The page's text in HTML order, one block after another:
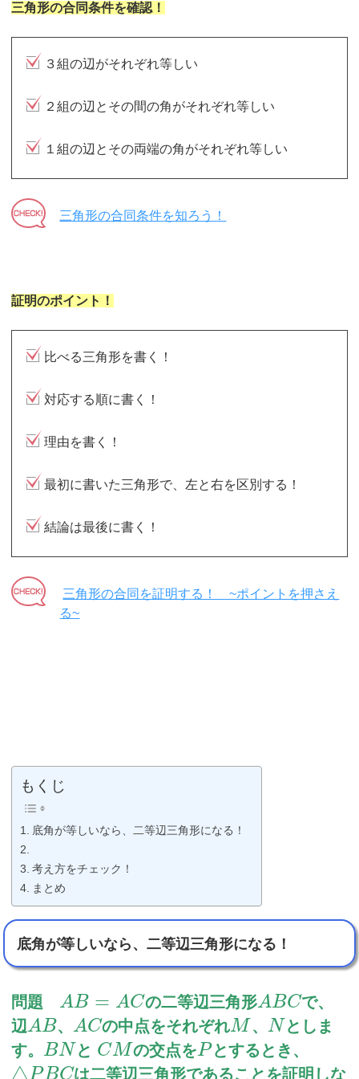
三角形の合同条件を確認！
３組の辺がそれぞれ等しい
２組の辺とその間の角がそれぞれ等しい
１組の辺とその両端の角がそれぞれ等しい
三角形の合同条件を知ろう！
証明のポイント！
比べる三角形を書く！
対応する順に書く！
理由を書く！
最初に書いた三角形で、左と右を区別する！
結論は最後に書く！
三角形の合同を証明する！ ~ポイントを押さえ
る~
もくじ
底角が等しいなら、二等辺三角形になる！
考え方をチェック！
まとめ
底角が等しいなら、二等辺三角形になる！
問題 AB = ACの二等辺三角形ABCで、
辺AB、 ACの中点をそれぞれM 、 N としま
す。 BN と CMの交点をPとするとき、
△P BCは二等辺三角形であることを証明しな